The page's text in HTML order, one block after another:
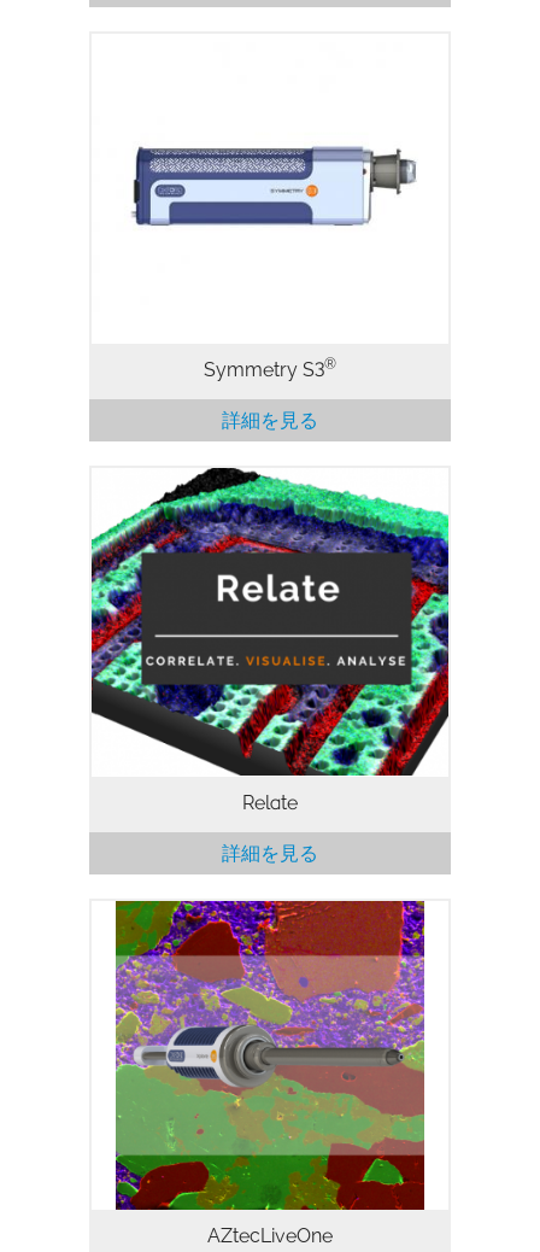
Symmetry検出器をベースとした、最先端
のCMOS技術を搭載した世界初のEBSD検
出器です。 すべてのEBSDアプリケーショ
Symmetry S3®
詳細を見る
Relateは、電子顕微鏡像、EDS、EBSD、
AFMのデータや画像を扱うために最適化
された相関ソフトウェアパッケージで
す。 異なる顕微鏡からのデータを相関さ
せ、2Dおよび3Dの多層データを可視化
し、相関解析を行うために必要なツールを
提供します。
Relate
詳細を見る
AZtecLiveOneソフトウェアプラットフォ
ームは、EDSのような複雑なタスクを可能
な限り迅速かつ簡単にするための理想的な
ソリューションです。 膨大なトレーニン
グやEDSの高度な知識は必要ありません。
お客様はわずかなトレーニングで、信頼性
のある結果が得られます。
AZtecLiveOne